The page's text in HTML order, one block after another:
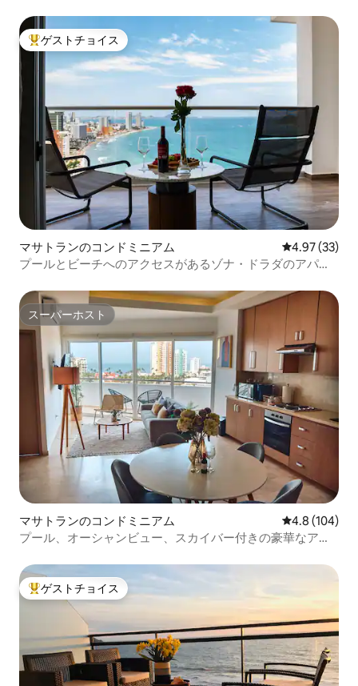
大好評のゲストチョイスです。
ゲストチョイス
マサトランのコンドミニアム レビュー33
4.97 (33)
プールとビーチへのアクセスがあるゾナ・ドラダのアパー
スーパーホスト
スーパーホスト
マサトランのコンドミニアム レビュー104
4.8 (104)
プール、オーシャンビュー、スカイバー付きの豪華なアパ
大好評のゲストチョイスです。
ゲストチョイス